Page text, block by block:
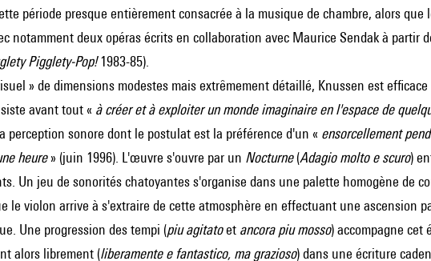
période presque entièrement consacrée à la musique de chambre, alors que
notamment deux opéras écrits en collaboration avec Maurice Sendak à partir
Pigglety-Pop!1983-85).
» de dimensions modestes mais extrêmement détaillé, Knussen est efficace
avant tout « à créer et à exploiter un monde imaginaire en l'espace de
perception sonore dont le postulat est la préférence d'un « ensorcellement
heure» (juin 1996). L'œuvre s'ouvre par un Nocturne(Adagio molto e scuro)
Un jeu de sonorités chatoyantes s'organise dans une palette homogène de
le violon arrive à s'extraire de cette atmosphère en effectuant une ascension
Une progression des tempi (piu agitatoet ancora piu mosso) accompagne cet
alors librement (liberamente e fantastico, ma grazioso) dans une écriture